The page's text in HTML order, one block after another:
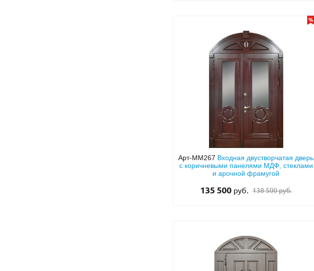
Арт-ММ267 Входная двустворчатая дверь
с коричневыми панелями МДФ, стеклами
и арочной фрамугой
135 500 руб. 138 500 руб.